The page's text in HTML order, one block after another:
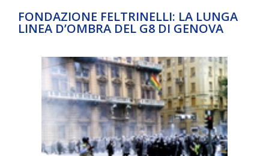
FONDAZIONE FELTRINELLI: LA LUNGA
LINEA D’OMBRA DEL G8 DI GENOVA